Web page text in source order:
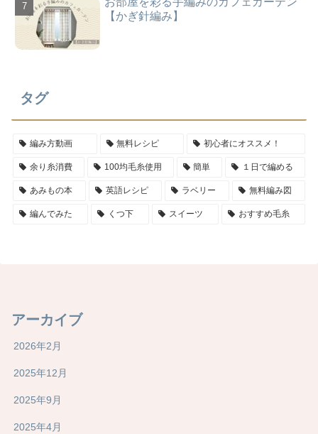
【かぎ針編み】
タグ
編み方動画 無料レシピ 初心者にオススメ！
余り糸消費 100均毛糸使用 簡単 １日で編める
あみもの本 英語レシピ ラベリー 無料編み図
編んでみた くつ下 スイーツ おすすめ毛糸
アーカイブ
2026年2月
2025年12月
2025年9月
2025年4月